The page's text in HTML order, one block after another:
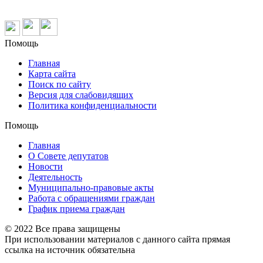
Помощь
Главная
Карта сайта
Поиск по сайту
Версия для слабовидящих
Политика конфиденциальности
Помощь
Главная
О Совете депутатов
Новости
Деятельность
Муниципально-правовые акты
Работа с обращениями граждан
График приема граждан
© 2022 Все права защищены
При использовании материалов с данного сайта прямая
ссылка на источник обязательна